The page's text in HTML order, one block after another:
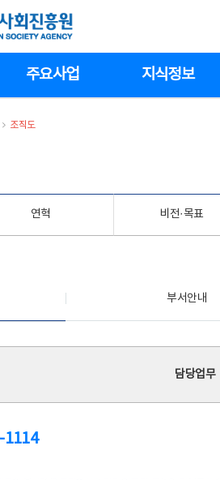
주요사업 지식정보
>
조직도
연혁 비전·목표
부서안내
담당업무
1114